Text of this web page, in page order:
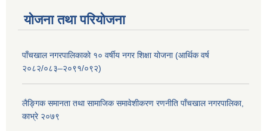
योजना तथा परियोजना
पाँचखाल नगरपालिकाको १० वर्षीय नगर शिक्षा योजना (आर्थिक वर्ष
२०८२/०८३–२०९१/०९२)
लैङ्गिक समानता तथा सामाजिक समावेशीकरण रणनीति पाँचखाल नगरपालिका,
काभ्रे २०७९